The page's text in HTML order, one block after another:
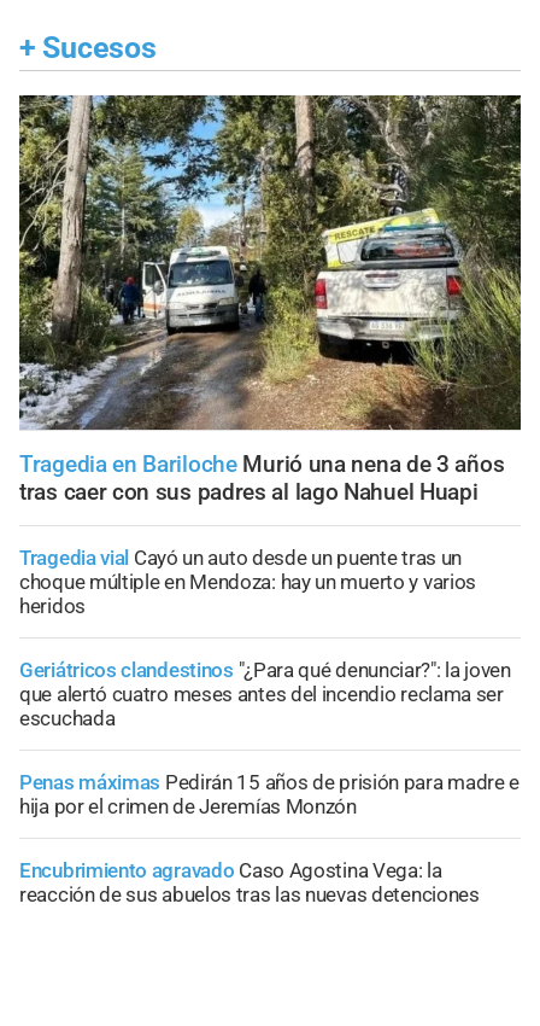
+ Sucesos
Tragedia en Bariloche Murió una nena de 3 años
tras caer con sus padres al lago Nahuel Huapi
Tragedia vial Cayó un auto desde un puente tras un
choque múltiple en Mendoza: hay un muerto y varios
heridos
Geriátricos clandestinos "¿Para qué denunciar?": la joven
que alertó cuatro meses antes del incendio reclama ser
escuchada
Penas máximas Pedirán 15 años de prisión para madre e
hija por el crimen de Jeremías Monzón
Encubrimiento agravado Caso Agostina Vega: la
reacción de sus abuelos tras las nuevas detenciones